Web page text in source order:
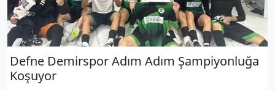
Defne Demirspor Adım Adım Şampiyonluğa
Koşuyor